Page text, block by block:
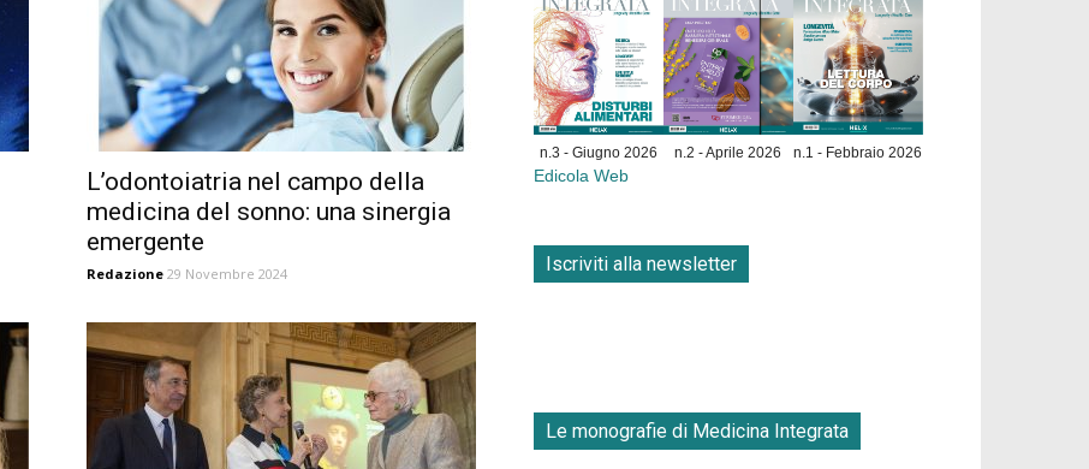
L’odontoiatria nel campo della
medicina del sonno: una sinergia
emergente
Redazione 29 Novembre 2024
n.3 - Giugno 2026 n.2 - Aprile 2026 n.1 - Febbraio 2026
Edicola Web
Iscriviti alla newsletter
Le monografie di Medicina Integrata